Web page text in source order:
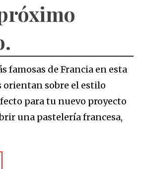
famosas de Francia en esta
sobre el estilo
para tu nuevo proyecto
una pastelería francesa,